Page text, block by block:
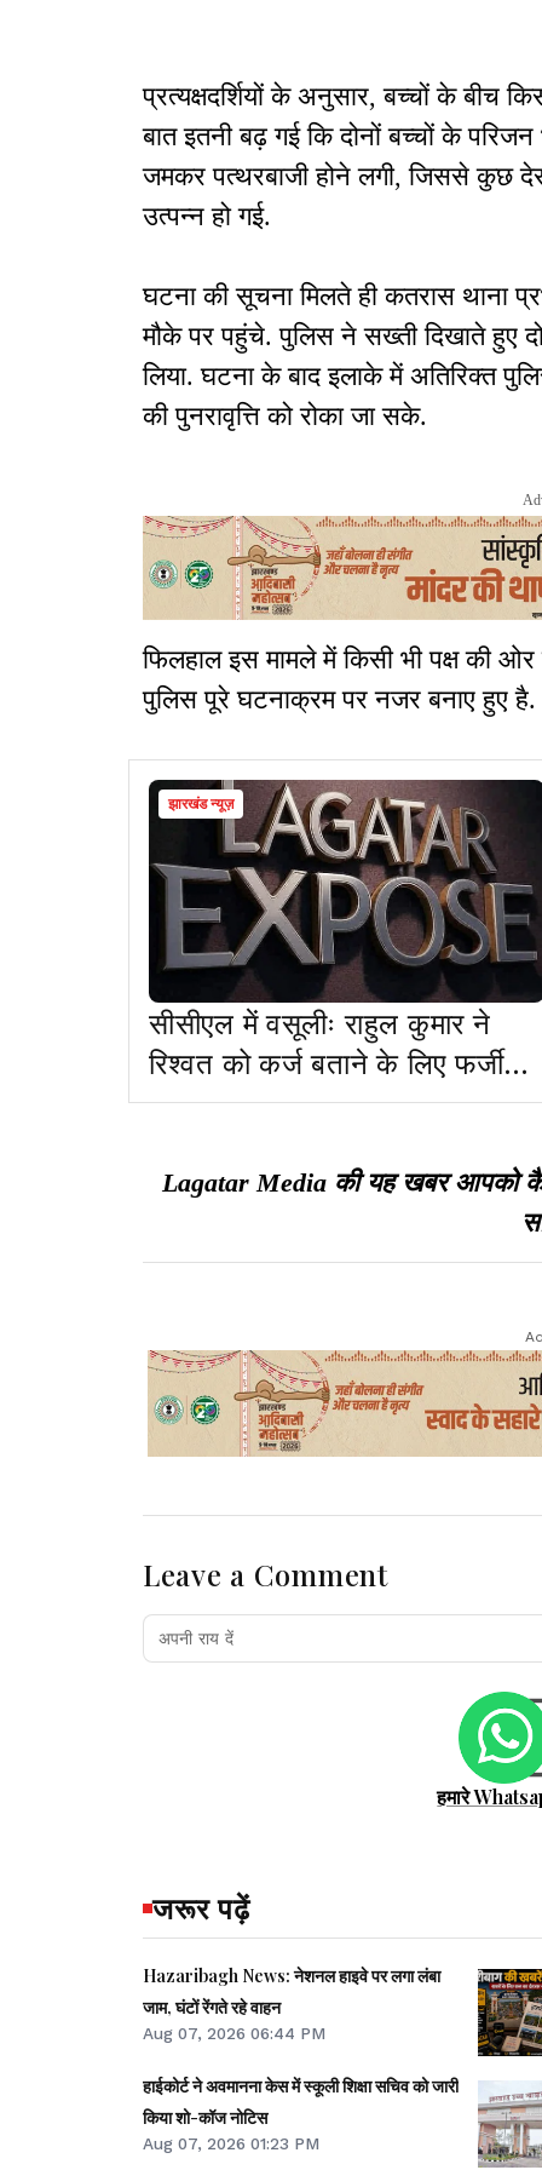
प्रत्यक्षदर्शियों के अनुसार, बच्चों के बीच
बात इतनी बढ़ गई कि दोनों बच्चों के
जमकर पत्थरबाजी होने लगी, जिससे कुछ
उत्पन्न हो गई.
घटना की सूचना मिलते ही कतरास थाना
मौके पर पहुंचे. पुलिस ने सख्ती दिखाते हुए
लिया. घटना के बाद इलाके में अतिरिक्त
की पुनरावृत्ति को रोका जा सके.
फिलहाल इस मामले में किसी भी पक्ष की
पुलिस पूरे घटनाक्रम पर नजर बनाए हुए है.
झारखंड न्यूज़
सीसीएल में वसूलीः राहुल कुमार ने
रिश्वत को कर्ज बताने के लिए फर्जी
एकरारनामा बनाया
Lagatar Media की यह खबर आपको
Leave a Comment
हमारे
जरूर पढ़ें
Hazaribagh News: नेशनल हाइवे पर लगा लंबा
जाम, घंटों रेंगते रहे वाहन
Aug 07, 2026 06:44 PM
हाईकोर्ट ने अवमानना केस में स्कूली शिक्षा सचिव को जारी
किया शो-कॉज नोटिस
Aug 07, 2026 01:23 PM